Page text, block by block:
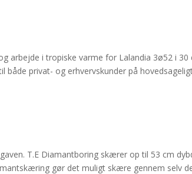
arbejde i tropiske varme for Lalandia 3ø52 i 30
privat- og erhvervskunder på
T.E Diamantboring skærer op til 53 cm
gør det muligt skære gennem selv